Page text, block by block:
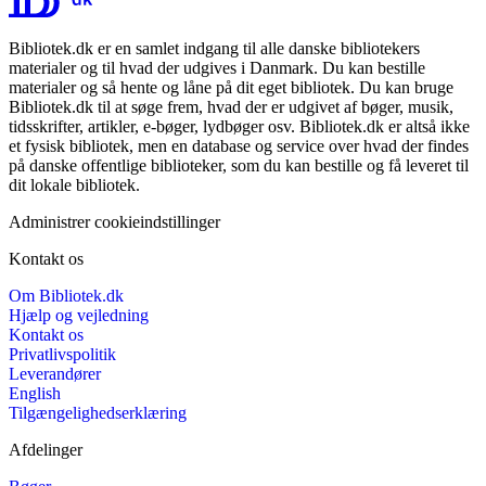
Bibliotek.dk er en samlet indgang til alle danske bibliotekers
materialer og til hvad der udgives i Danmark. Du kan bestille
materialer og så hente og låne på dit eget bibliotek. Du kan bruge
Bibliotek.dk til at søge frem, hvad der er udgivet af bøger, musik,
tidsskrifter, artikler, e-bøger, lydbøger osv. Bibliotek.dk er altså ikke
et fysisk bibliotek, men en database og service over hvad der findes
på danske offentlige biblioteker, som du kan bestille og få leveret til
dit lokale bibliotek.
Administrer cookieindstillinger
Kontakt os
Om Bibliotek.dk
Hjælp og vejledning
Kontakt os
Privatlivspolitik
Leverandører
English
Tilgængelighedserklæring
Afdelinger